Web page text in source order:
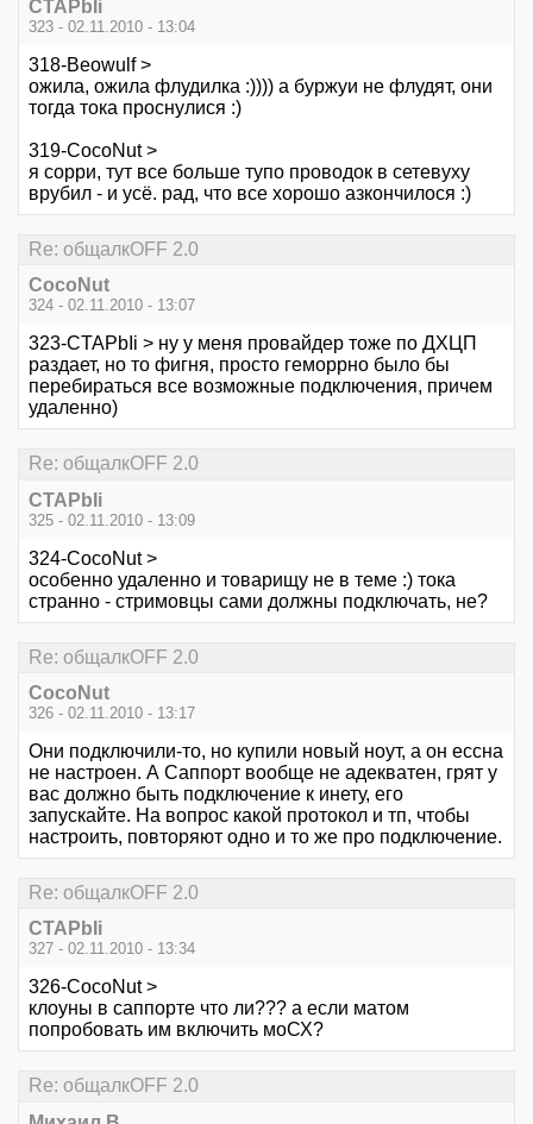
CTAPbIi
323 - 02.11.2010 - 13:04
318-Beowulf >
ожила, ожила флудилка :)))) а буржуи не флудят, они
тогда тока проснулися :)
319-CocoNut >
я сорри, тут все больше тупо проводок в сетевуху
врубил - и усё. рад, что все хорошо азкончилося :)
Re: общалкOFF 2.0
CocoNut
324 - 02.11.2010 - 13:07
323-CTAPbIi > ну у меня провайдер тоже по ДХЦП
раздает, но то фигня, просто геморрно было бы
перебираться все возможные подключения, причем
удаленно)
Re: общалкOFF 2.0
CTAPbIi
325 - 02.11.2010 - 13:09
324-CocoNut >
особенно удаленно и товарищу не в теме :) тока
странно - стримовцы сами должны подключать, не?
Re: общалкOFF 2.0
CocoNut
326 - 02.11.2010 - 13:17
Они подключили-то, но купили новый ноут, а он ессна
не настроен. А Саппорт вообще не адекватен, грят у
вас должно быть подключение к инету, его
запускайте. На вопрос какой протокол и тп, чтобы
настроить, повторяют одно и то же про подключение.
Re: общалкOFF 2.0
CTAPbIi
327 - 02.11.2010 - 13:34
326-CocoNut >
клоуны в саппорте что ли??? а если матом
попробовать им включить моСХ?
Re: общалкOFF 2.0